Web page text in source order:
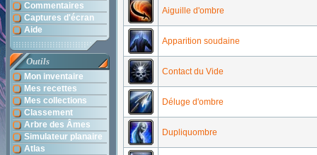
Commentaires
Captures d'écran
Aide
Outils
Mon inventaire
Mes recettes
Mes collections
Classement
Arbre des Âmes
Simulateur planaire
Atlas
Aiguille d'ombre
Apparition soudaine
Contact du Vide
Déluge d'ombre
Dupliquombre